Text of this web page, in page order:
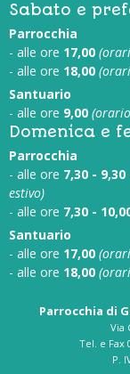
Sabato e
Parrocchia
- alle ore 17,00
- alle ore 18,00
Santuario
- alle ore 9,00
Domenica e
Parrocchia
- alle ore 7,30 - 9,30
estivo)
- alle ore 7,30 -
Santuario
- alle ore 17,00
- alle ore 18,00
Parrocchia di
Via
Tel. e Fax
P.